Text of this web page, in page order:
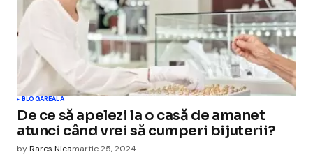
BLOGAREALA
De ce să apelezi la o casă de amanet
atunci când vrei să cumperi bijuterii?
byRares Nicamartie 25, 2024